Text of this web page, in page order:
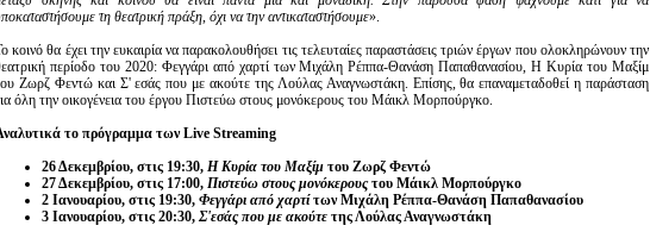
τη θεατρική πράξη, όχι να την αντικαταστήσουμε».
κοινό θα έχει την ευκαιρία να παρακολουθήσει τις τελευταίες παραστάσεις τριών έργων που ολοκληρώνουν την
περίοδο του 2020: Φεγγάρι από χαρτί των Μιχάλη Ρέππα-Θανάση Παπαθανασίου, Η Κυρία του Μαξίμ
Ζωρζ Φεντώ και Σ' εσάς που με ακούτε της Λούλας Αναγνωστάκη. Επίσης, θα επαναμεταδοθεί η παράσταση
όλη την οικογένεια του έργου Πιστεύω στους μονόκερους του Μάικλ Μορπούργκο.
το πρόγραμμα των Live Streaming
26 Δεκεμβρίου, στις 19:30, Η Κυρία του Μαξίμ του Ζωρζ Φεντώ
27 Δεκεμβρίου, στις 17:00, Πιστεύω στους μονόκερουςτου Μάικλ Μορπούργκο
2 Ιανουαρίου, στις 19:30, Φεγγάρι από χαρτίτων Μιχάλη Ρέππα-Θανάση Παπαθανασίου
3 Ιανουαρίου, στις 20:30, Σ'εσάς που με ακούτε της Λούλας Αναγνωστάκη